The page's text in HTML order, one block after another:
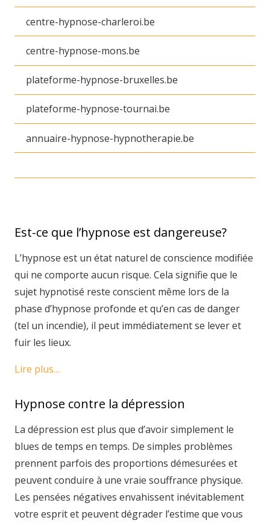
centre-hypnose-charleroi.be
centre-hypnose-mons.be
plateforme-hypnose-bruxelles.be
plateforme-hypnose-tournai.be
annuaire-hypnose-hypnotherapie.be
Est-ce que l’hypnose est dangereuse?
L’hypnose est un état naturel de conscience modifiée
qui ne comporte aucun risque. Cela signifie que le
sujet hypnotisé reste conscient même lors de la
phase d’hypnose profonde et qu’en cas de danger
(tel un incendie), il peut immédiatement se lever et
fuir les lieux.
Lire plus…
Hypnose contre la dépression
La dépression est plus que d’avoir simplement le
blues de temps en temps. De simples problèmes
prennent parfois des proportions démesurées et
peuvent conduire à une vraie souffrance physique.
Les pensées négatives envahissent inévitablement
votre esprit et peuvent dégrader l’estime que vous